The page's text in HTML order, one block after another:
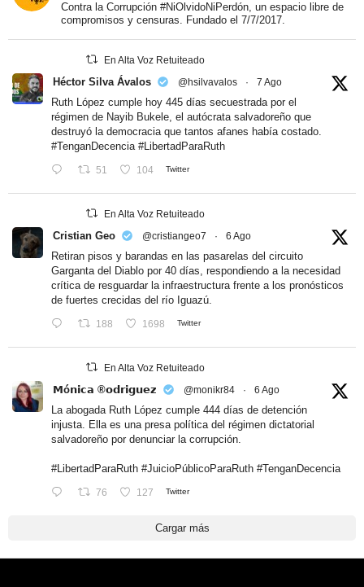
Contra la Corrupción #NiOlvidoNiPerdón, un espacio libre de
compromisos y censuras. Fundado el 7/7/2017.
En Alta Voz Retuiteado
Héctor Silva Ávalos @hsilvavalos · 7 Ago
Ruth López cumple hoy 445 días secuestrada por el
régimen de Nayib Bukele, el autócrata salvadoreño que
destruyó la democracia que tantos afanes había costado.
#TenganDecencia #LibertadParaRuth
51 104 Twitter
En Alta Voz Retuiteado
Cristian Geo @cristiangeo7 · 6 Ago
Retiran pisos y barandas en las pasarelas del circuito
Garganta del Diablo por 40 días, respondiendo a la necesidad
crítica de resguardar la infraestructura frente a los pronósticos
de fuertes crecidas del río Iguazú.
188 1698 Twitter
En Alta Voz Retuiteado
𝗠ó𝗻𝗶𝗰𝗮 ®𝗼𝗱𝗿𝗶𝗴𝘂𝗲𝘇 @monikr84 · 6 Ago
La abogada Ruth López cumple 444 días de detención
injusta. Ella es una presa política del régimen dictatorial
salvadoreño por denunciar la corrupción.
#LibertadParaRuth #JuicioPúblicoParaRuth #TenganDecencia
76 127 Twitter
Cargar más